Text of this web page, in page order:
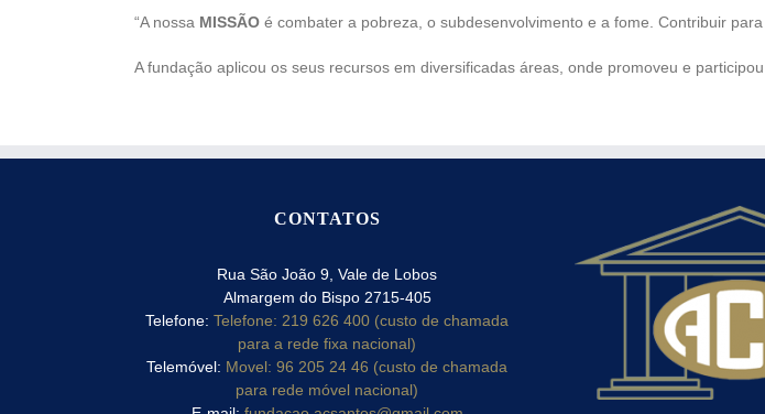
“A nossa MISSÃO é combater a pobreza, o subdesenvolvimento e a fome. Contribuir
A fundação aplicou os seus recursos em diversificadas áreas, onde promoveu e
CONTATOS
Rua São João 9, Vale de Lobos
Almargem do Bispo 2715-405
Telefone:Telefone: 219 626 400 (custo de chamada
para a rede fixa nacional)
Telemóvel: Movel: 96 205 24 46 (custo de chamada
para rede móvel nacional)